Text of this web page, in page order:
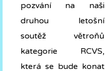
pozvání na naši
druhou letošní
soutěž větroňů
kategorie RCVS,
která se bude konat